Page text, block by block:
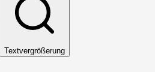
Textvergrößerung